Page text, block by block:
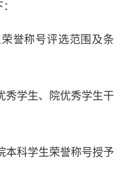
誉称号评选范围及条
秀学生、院优秀学生干
本科学生荣誉称号授予